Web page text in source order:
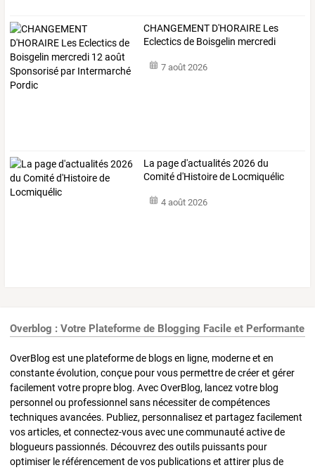
CHANGEMENT D'HORAIRE Les
Eclecticsde Boisgelin mercredi
7 août 2026
La page d'actualités 2026 du
Comité d'Histoire de Locmiquélic
4 août 2026
Overblog : Votre Plateforme de Blogging Facile et Performante
OverBlog est une plateforme de blogs en ligne, moderne et en
constante évolution, conçue pour vous permettre de créer et gérer
facilement votre propre blog. Avec OverBlog, lancez votre blog
personnel ou professionnel sans nécessiter de compétences
techniques avancées. Publiez, personnalisez et partagez facilement
vos articles, et connectez-vous avec une communauté active de
blogueurs passionnés. Découvrez des outils puissants pour
optimiser le référencement de vos publications et attirer plus de